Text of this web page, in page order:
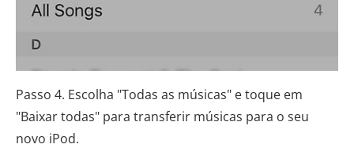
Passo 4. Escolha "Todas as músicas" e toque em
"Baixar todas" para transferir músicas para o seu
novo iPod.